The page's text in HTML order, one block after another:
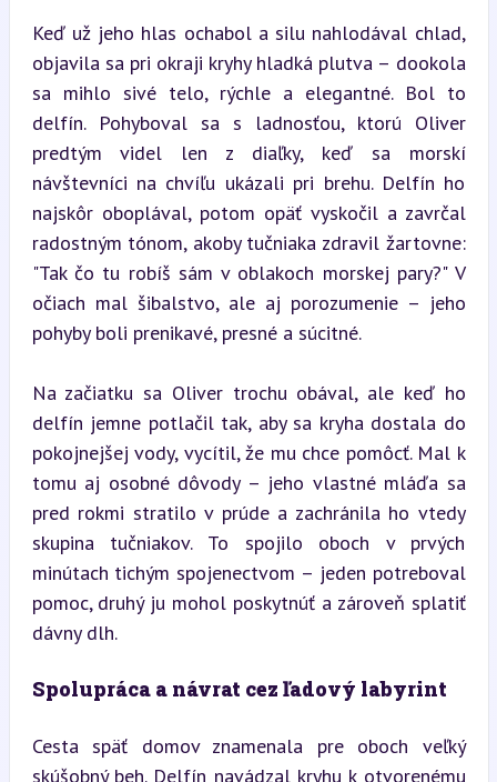
Keď už jeho hlas ochabol a silu nahlodával chlad,
objavila sa pri okraji kryhy hladká plutva – dookola
sa mihlo sivé telo, rýchle a elegantné. Bol to
delfín. Pohyboval sa s ladnosťou, ktorú Oliver
predtým videl len z diaľky, keď sa morskí
návštevníci na chvíľu ukázali pri brehu. Delfín ho
najskôr oboplával, potom opäť vyskočil a zavrčal
radostným tónom, akoby tučniaka zdravil žartovne:
"Tak čo tu robíš sám v oblakoch morskej pary?" V
očiach mal šibalstvo, ale aj porozumenie – jeho
pohyby boli prenikavé, presné a súcitné.
Na začiatku sa Oliver trochu obával, ale keď ho
delfín jemne potlačil tak, aby sa kryha dostala do
pokojnejšej vody, vycítil, že mu chce pomôcť. Mal k
tomu aj osobné dôvody – jeho vlastné mláďa sa
pred rokmi stratilo v prúde a zachránila ho vtedy
skupina tučniakov. To spojilo oboch v prvých
minútach tichým spojenectvom – jeden potreboval
pomoc, druhý ju mohol poskytnúť a zároveň splatiť
dávny dlh.
Spolupráca a návrat cez ľadový labyrint
Cesta späť domov znamenala pre oboch veľký
skúšobný beh. Delfín navádzal kryhu k otvorenému